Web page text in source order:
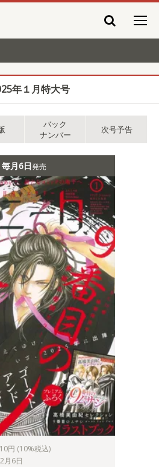
年１月特大号
バック
ナンバー
次号予告
毎月6日発売
円 (10%税込)
月6日